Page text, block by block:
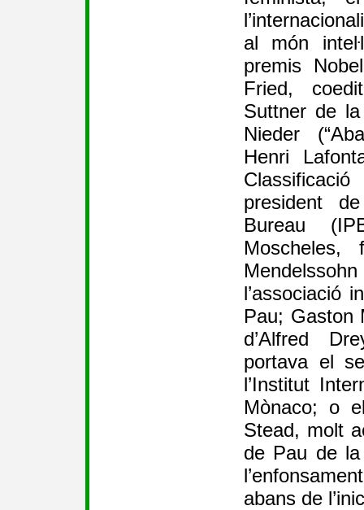
al món
premis
Fried,
Suttner de
Nieder
Henri
president
Bureau
l’associació
Pau; Gaston
d’Alfred
portava el
l’Institut
Mònaco; o
Stead, molt
de Pau de
abans de